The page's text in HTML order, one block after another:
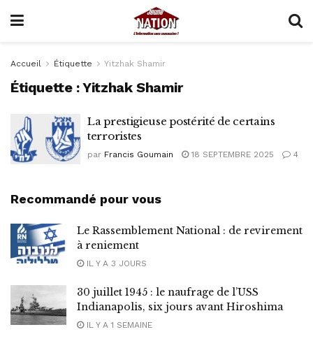
Accueil Étiquette Yitzhak Shamir
Étiquette :Yitzhak Shamir
La prestigieuse postérité de certains
terroristes
par Francis Goumain 18 SEPTEMBRE 2025 4
Recommandé pour vous
Le Rassemblement National : de revirement
à reniement
IL Y A 3 JOURS
30 juillet 1945 : le naufrage de l’USS
Indianapolis, six jours avant Hiroshima
IL Y A 1 SEMAINE